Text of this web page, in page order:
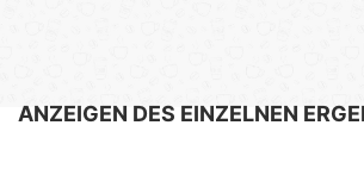
ANZEIGEN DES EINZELNEN